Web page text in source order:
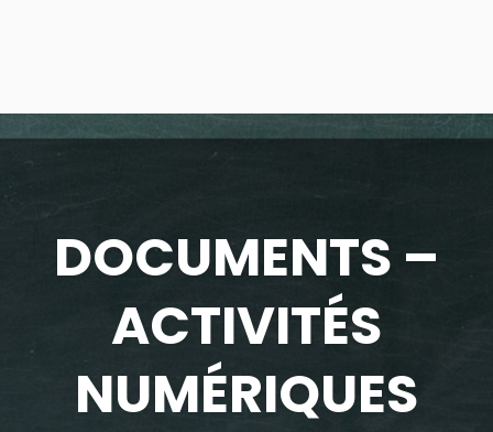
DOCUMENTS –
ACTIVITÉS
NUMÉRIQUES